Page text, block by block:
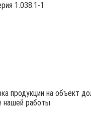
1.038.1-1
продукции на объект
нашей работы